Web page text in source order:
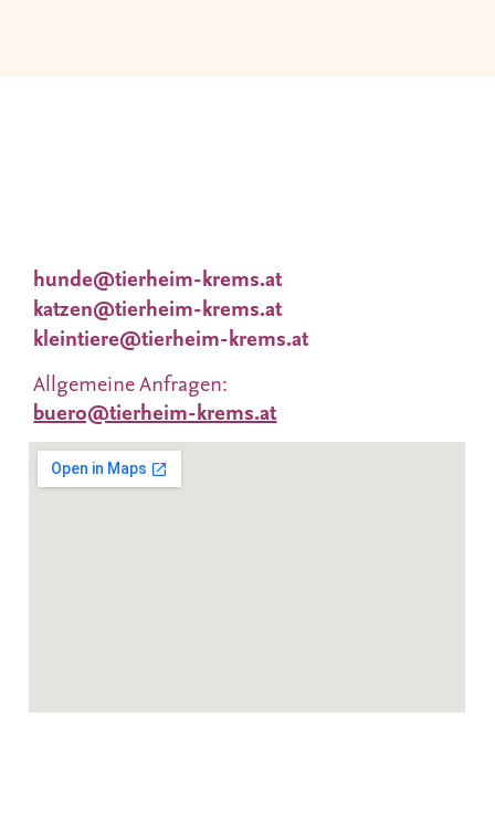
hunde@tierheim-krems.at
katzen@tierheim-krems.at
kleintiere@tierheim-krems.at
Allgemeine Anfragen:
buero@tierheim-krems.at